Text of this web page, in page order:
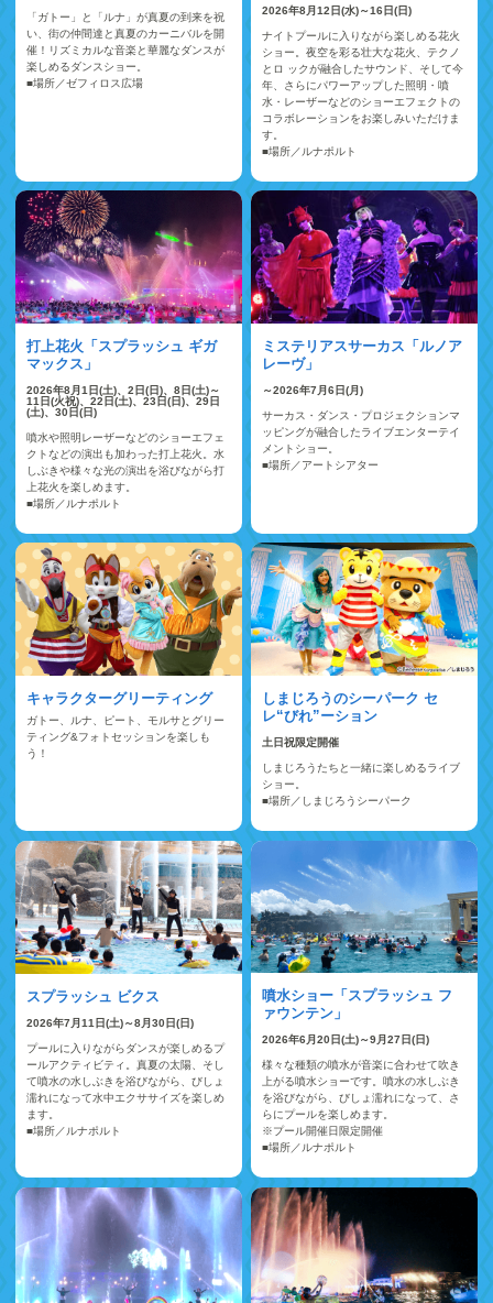
「ガトー」と「ルナ」が真夏の到来を祝
い、街の仲間達と真夏のカーニバルを開
催！リズミカルな音楽と華麗なダンスが
楽しめるダンスショー。
■場所／ゼフィロス広場
2026年8月12日(水)～16日(日)
ナイトプールに入りながら楽しめる花火
ショー。夜空を彩る壮大な花火、テクノ
とロ ックが融合したサウンド、そして今
年、さらにパワーアップした照明・噴
水・レーザーなどのショーエフェクトの
コラボレーションをお楽しみいただけま
す。
■場所／ルナポルト
打上花火「スプラッシュ ギガ
マックス」
2026年8月1日(土)、2日(日)、8日(土)～
11日(火祝)、22日(土)、23日(日)、29日
(土)、30日(日)
噴水や照明レーザーなどのショーエフェ
クトなどの演出も加わった打上花火。水
しぶきや様々な光の演出を浴びながら打
上花火を楽しめます。
■場所／ルナポルト
ミステリアスサーカス「ルノア
レーヴ」
～2026年7月6日(月)
サーカス・ダンス・プロジェクションマ
ッピングが融合したライブエンターテイ
メントショー。
■場所／アートシアター
キャラクターグリーティング
ガトー、ルナ、ピート、モルサとグリー
ティング&フォトセッションを楽しも
う！
しまじろうのシーパーク セ
レ“びれ”ーション
土日祝限定開催
しまじろうたちと一緒に楽しめるライブ
ショー。
■場所／しまじろうシーパーク
スプラッシュ ビクス
2026年7月11日(土)～8月30日(日)
プールに入りながらダンスが楽しめるプ
ールアクティビティ。真夏の太陽、そし
て噴水の水しぶきを浴びながら、びしょ
濡れになって水中エクササイズを楽しめ
ます。
■場所／ルナポルト
噴水ショー「スプラッシュ フ
ァウンテン」
2026年6月20日(土)～9月27日(日)
様々な種類の噴水が音楽に合わせて吹き
上がる噴水ショーです。噴水の水しぶき
を浴びながら、びしょ濡れになって、さ
らにプールを楽しめます。
※プール開催日限定開催
■場所／ルナポルト